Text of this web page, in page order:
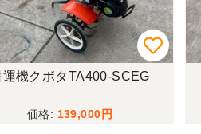
チッパー新コーワS130
128,000